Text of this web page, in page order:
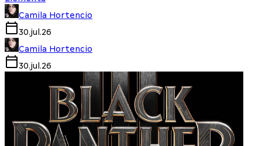
Camila Hortencio
30.jul.26
Camila Hortencio
30.jul.26